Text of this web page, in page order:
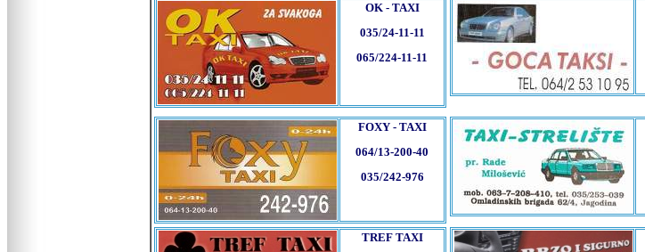
OK - TAXI
035/24-11-11
065/224-11-11
FOXY - TAXI
064/13-200-40
035/242-976
TREF TAXI